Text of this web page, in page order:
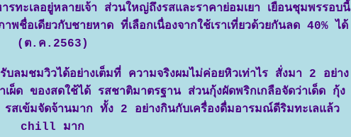
ทะเลอยู่หลายเจ้า ส่วนใหญ่ถึงรสและราคาย่อมเยา เยือนชุมพรรอบนี้
อเดียวกับชายหาด ที่เลือกเนื่องจากใช้เราเที่ยวด้วยกันลด 40% ได้
(ต.ค.2563)
ลมชมวิวได้อย่างเต็มที่ ความจริงผมไม่ค่อยหิวเท่าไร สั่งมา 2 อย่าง
เผ็ด ของสดใช้ได้ รสชาติมาตรฐาน ส่วนกุ้งผัดพริกเกลือจัดว่าเด็ด กุ้ง
สเข้มจัดจ้านมาก ทั้ง 2 อย่างกินกับเครื่องดื่มอารมณ์ดีริมทะเลแล้ว
chill มาก